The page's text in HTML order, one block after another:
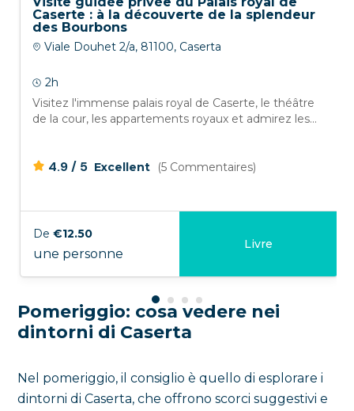
Caserte : à la découverte de la splendeur
des Bourbons
Viale Douhet 2/a, 81100, Caserta
2h
Visitez l'immense palais royal de Caserte, le théâtre
de la cour, les appartements royaux et admirez les...
4.9 / 5 Excellent (5 Commentaires)
De €12.50
une personne
Livre
Pomeriggio: cosa vedere nei
dintorni di Caserta
Nel pomeriggio, il consiglio è quello di esplorare i
dintorni di Caserta, che offrono scorci suggestivi e